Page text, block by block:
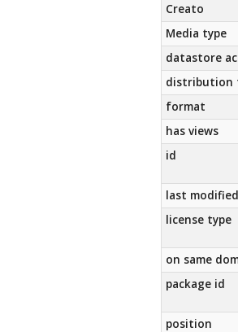
Creato
Media type
datastore
distribution
format
has views
id
last modified
license type
on same
package id
position